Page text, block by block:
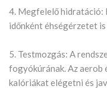
4. Megfelelő hidratáció:
időnként éhségérzetet
5. Testmozgás: A
fogyókúrának. Az aerob
kalóriákat elégetni és